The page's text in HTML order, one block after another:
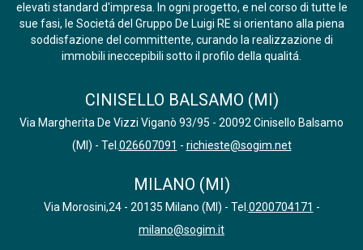
elevati standard d'impresa. In ogni progetto, e nel corso di tutte le
sue fasi, le Societá del Gruppo De Luigi RE si orientano alla piena
soddisfazione del committente, curando la realizzazione di
immobili ineccepibili sotto il profilo della qualitá.
CINISELLO BALSAMO (MI)
Via Margherita De Vizzi Viganò 93/95 - 20092 Cinisello Balsamo
(MI) - Tel. 026607091 - richieste@sogim.net
MILANO (MI)
Via Morosini,24 - 20135 Milano (MI) - Tel. 0200704171 -
milano@sogim.it